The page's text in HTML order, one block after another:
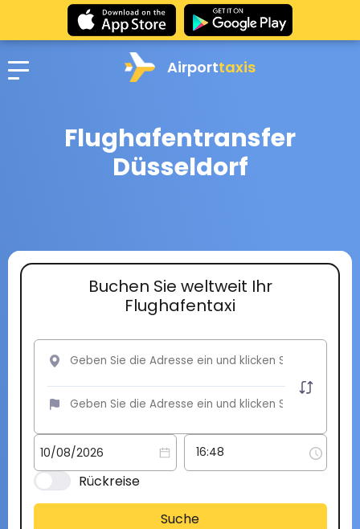
Airporttaxis
Flughafentransfer
Düsseldorf
Buchen Sie weltweit Ihr
Flughafentaxi
Rückreise
Suche